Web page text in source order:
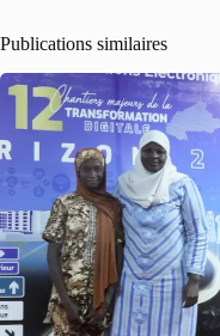
Publications similaires